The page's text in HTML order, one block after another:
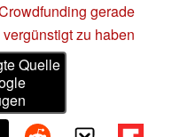
gerade
vergünstigt zu haben
Quelle